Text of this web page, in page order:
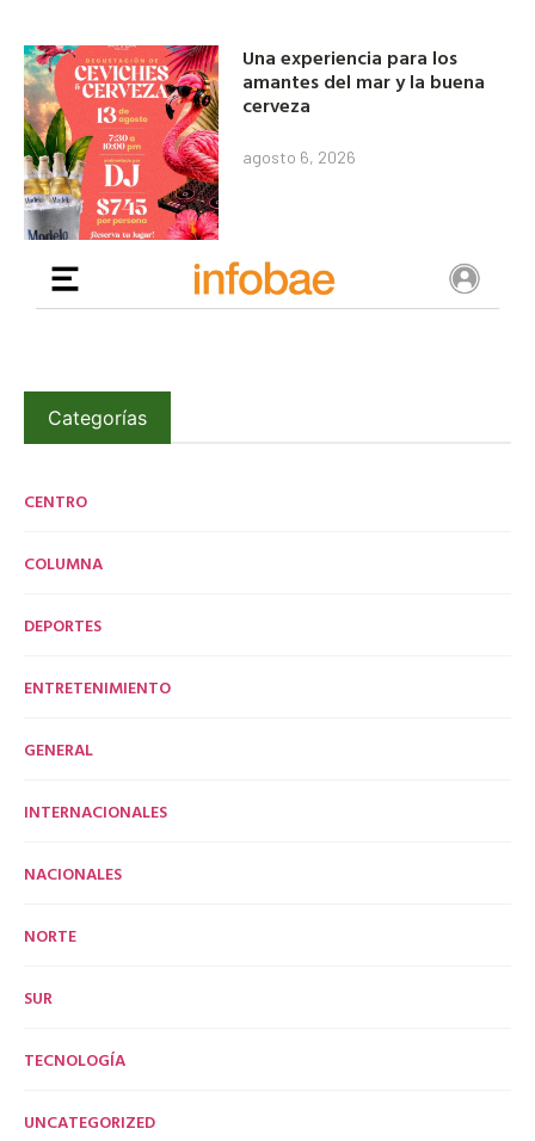
Una experiencia para los
amantes del mar y la buena
cerveza
agosto 6, 2026
Categorías
CENTRO
COLUMNA
DEPORTES
ENTRETENIMIENTO
GENERAL
INTERNACIONALES
NACIONALES
NORTE
SUR
TECNOLOGÍA
UNCATEGORIZED